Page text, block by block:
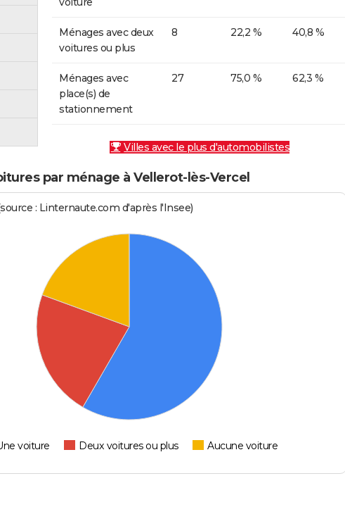
Ménages avec deux
voitures ou plus
8 22,2 % 40,8 %
Ménages avec
place(s) de
stationnement
27 75,0 % 62,3 %
Villes avec le plus d'automobilistes
par ménage à Vellerot-lès-Vercel
: Linternaute.com d'après l'Insee)
voiture Deux voitures ou plus Aucune voiture